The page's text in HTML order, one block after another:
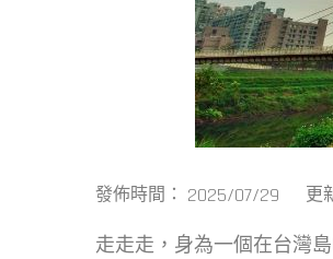
發佈時間： 2025/07/29 更
走走走，身為一個在台灣